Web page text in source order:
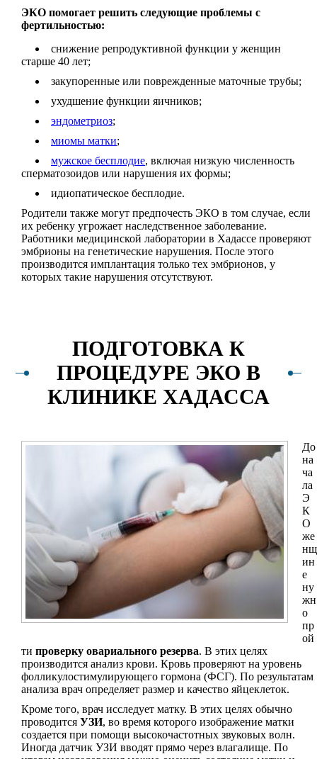
ЭКО помогает решить следующие проблемы с
фертильностью:
снижение репродуктивной функции у женщин
старше 40 лет;
закупоренные или поврежденные маточные трубы;
ухудшение функции яичников;
эндометриоз;
миомы матки;
мужское бесплодие, включая низкую численность
сперматозоидов или нарушения их формы;
идиопатическое бесплодие.
Родители также могут предпочесть ЭКО в том случае, если
их ребенку угрожает наследственное заболевание.
Работники медицинской лаборатории в Хадассе проверяют
эмбрионы на генетические нарушения. После этого
производится имплантация только тех эмбрионов, у
которых такие нарушения отсутствуют.
ПОДГОТОВКА К
ПРОЦЕДУРЕ ЭКО В
КЛИНИКЕ ХАДАССА
До
на
ча
ла
Э
К
О
же
нщ
ин
е
ну
жн
о
пр
ой
ти проверку овариального резерва. В этих целях
производится анализ крови. Кровь проверяют на уровень
фолликулостимулирующего гормона (ФСГ). По результатам
анализа врач определяет размер и качество яйцеклеток.
Кроме того, врач исследует матку. В этих целях обычно
проводится УЗИ, во время которого изображение матки
создается при помощи высокочастотных звуковых волн.
Иногда датчик УЗИ вводят прямо через влагалище. По